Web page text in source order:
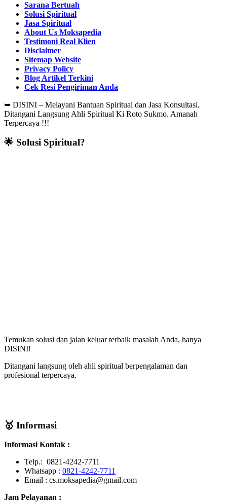
Sarana Bertuah
Solusi Spiritual
Jasa Spiritual
About Us Moksapedia
Testimoni Real Klien
Disclaimer
Sitemap Website
Privacy Policy
Blog Artikel Terkini
Cek Resi Pengiriman Anda
➥ DISINI – Melayani Bantuan Spiritual dan Jasa Konsultasi.
Ditangani Langsung Ahli Spiritual Ki Roto Sukmo. Amanah
Terpercaya !!!
🌟 Solusi Spiritual?
Temukan solusi dan jalan keluar terbaik masalah Anda, hanya
DISINI!
Ditangani langsung oleh ahli spiritual berpengalaman dan
profesional terpercaya.
🥇 Informasi
Informasi Kontak :
Telp.: 0821-4242-7711
Whatsapp : 0821-4242-7711
Email : cs.moksapedia@gmail.com
Jam Pelayanan :